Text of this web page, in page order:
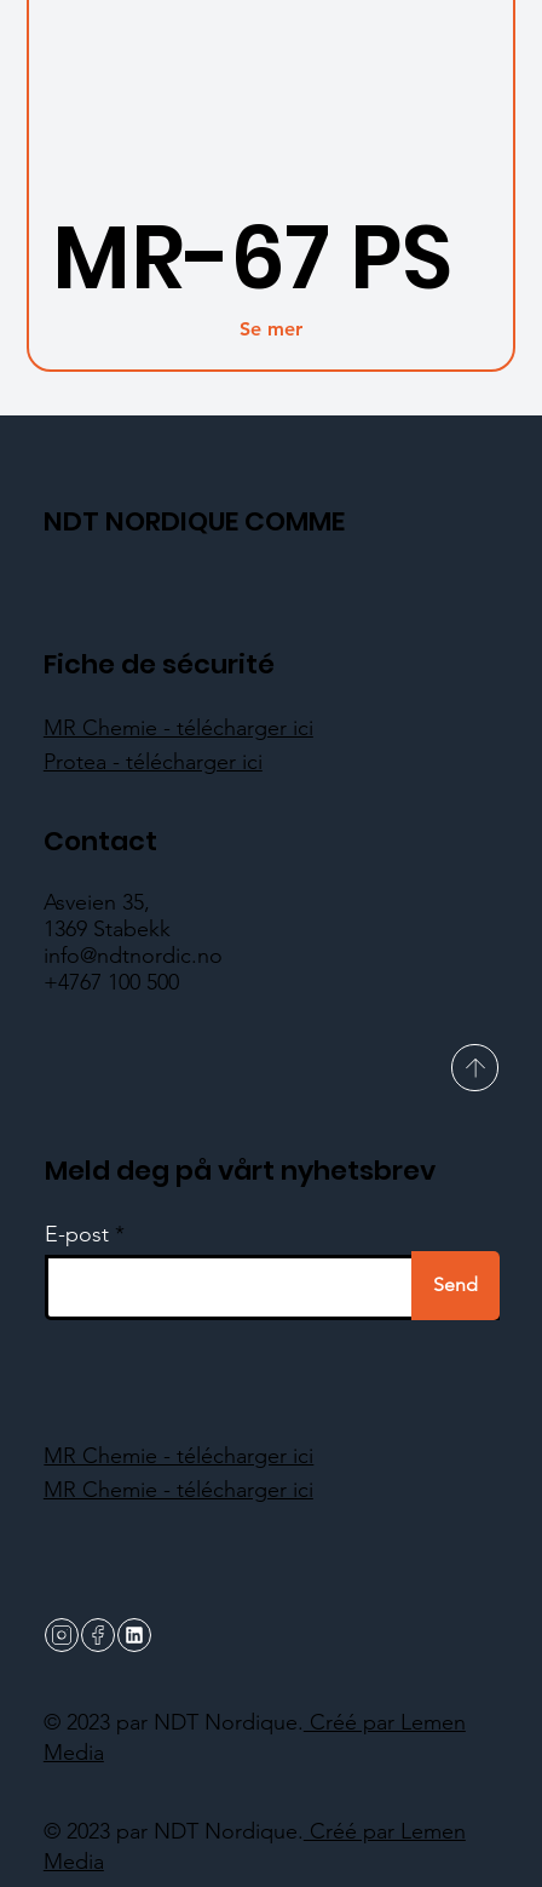
MR-67 PS
Se mer
NDT NORDIQUE COMME
Fiche de sécurité
MR Chemie - télécharger ici
Protea - télécharger ici
Contact
Asveien 35,
1369 Stabekk
info@ndtnordic.no
+4767 100 500
© 2023 par NDT Nordique. Créé par Lemen
Media
Meld deg på vårt nyhetsbrev
E-post
Send
© 2023 par NDT Nordique. Créé par Lemen
Media
MR Chemie - télécharger ici
MR Chemie - télécharger ici